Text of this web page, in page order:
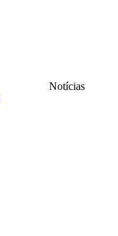
Notícias